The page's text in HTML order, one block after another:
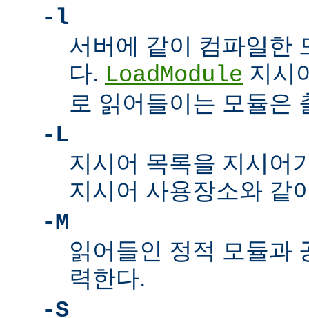
-l
서버에 같이 컴파일한
다. LoadModule 지시
로 읽어들이는 모듈은
-L
지시어 목록을 지시어
지시어 사용장소와 같
-M
읽어들인 정적 모듈과
력한다.
-S